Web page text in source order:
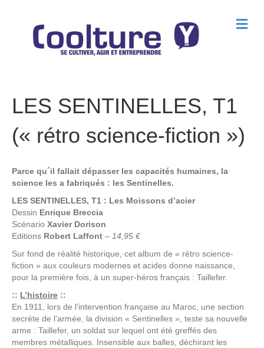
M
e
LES SENTINELLES, T1
(« rétro science-fiction »)
Parce qu´il fallait dépasser les capacités humaines, la
science les a fabriqués : les Sentinelles.
LES SENTINELLES, T1 : Les Moissons d’acier
Dessin Enrique Breccia
Scénario Xavier Dorison
Editions Robert Laffont – 14,95 €
Sur fond de réalité historique, cet album de « rétro science-
fiction » aux couleurs modernes et acides donne naissance,
pour la première fois, à un super-héros français : Taillefer.
:: L’histoire ::
En 1911, lors de l’intervention française au Maroc, une section
secrète de l’armée, la division « Sentinelles », teste sa nouvelle
arme : Taillefer, un soldat sur lequel ont été greffés des
membres métalliques. Insensible aux balles, déchirant les